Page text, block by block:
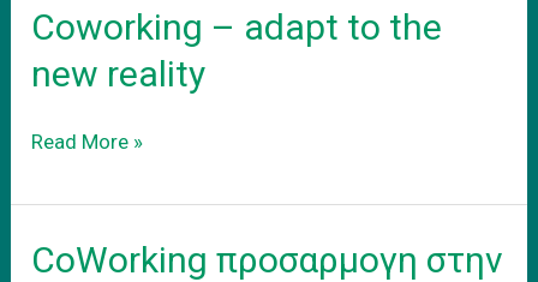
Coworking – adapt to the
new reality
Coworking
adapt
the
Read More »
CoWorking προσαρμογη στην